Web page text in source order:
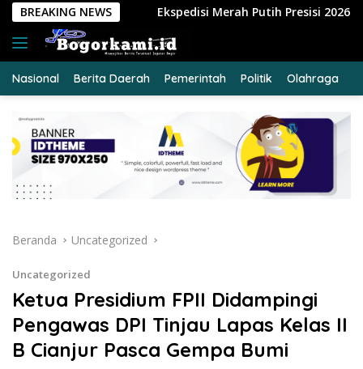
Langsung
konten
BREAKING NEWS
Merah Putih Presisi 2026 Hadir di Dumai, Perkuat
Nasional Berita Daerah Pemerintah Politik Olahraga
Beranda Uncategorized
Uncategorized
Ketua Presidium FPII Didampingi
Pengawas DPI Tinjau Lapas Kelas II
B Cianjur Pasca Gempa Bumi